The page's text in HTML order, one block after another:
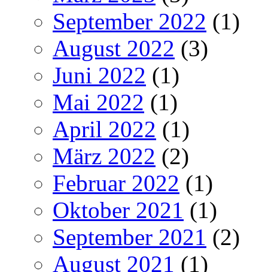
September 2022 (1)
August 2022 (3)
Juni 2022 (1)
Mai 2022 (1)
April 2022 (1)
März 2022 (2)
Februar 2022 (1)
Oktober 2021 (1)
September 2021 (2)
August 2021 (1)